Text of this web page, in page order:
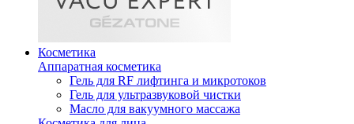
Косметика
Аппаратная косметика
Гель для RF лифтинга и микротоков
Гель для ультразвуковой чистки
Масло для вакуумного массажа